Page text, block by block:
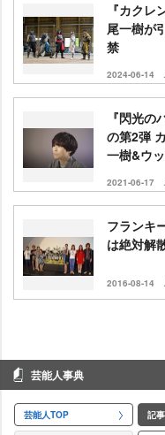
『カク
尾一樹が
禁
2024-06-14
『閃光
の第2弾
一樹&ウ
2021-06-17
フランキ
は絶対解
2016-08-14
芸能人事典
芸能人TOP 記事